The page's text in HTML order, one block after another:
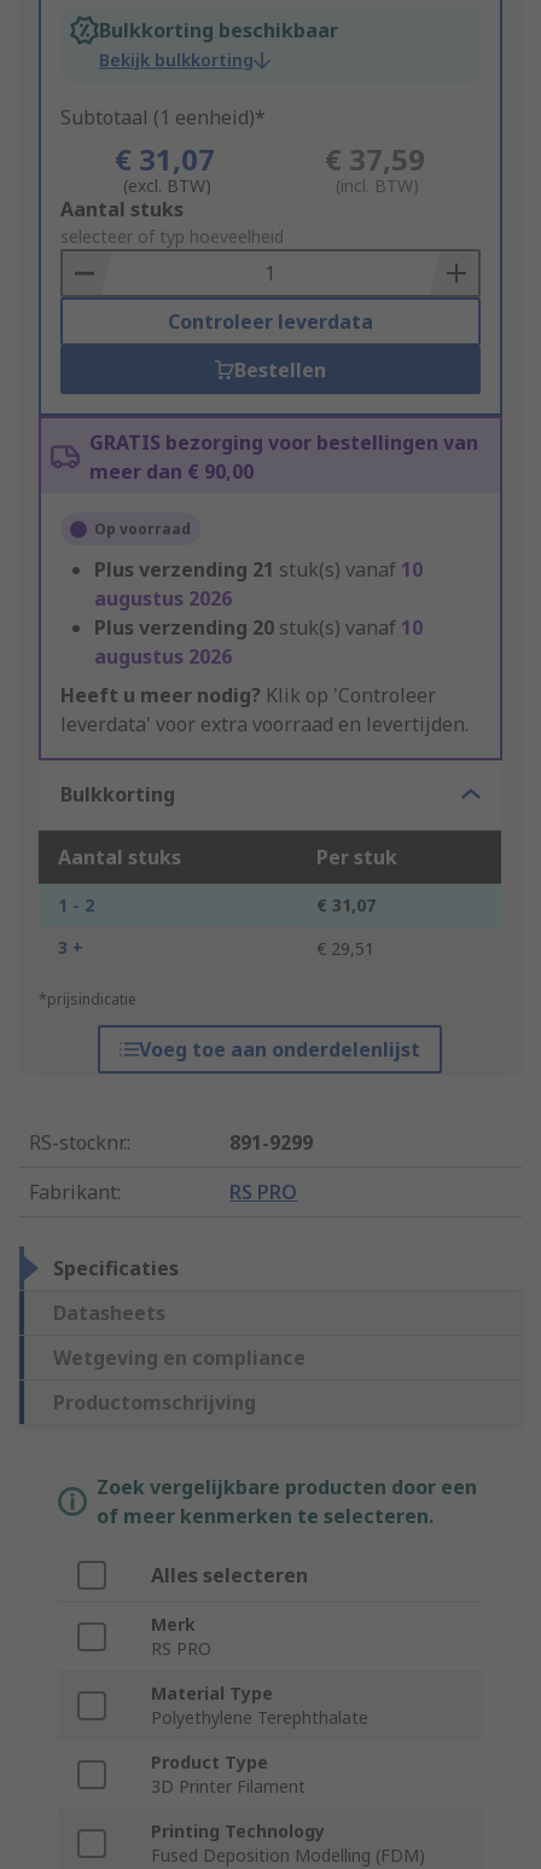
Bulkkorting beschikbaar
Bekijk bulkkorting
Subtotaal (1 eenheid)*
€ 31,07
(excl. BTW)
€ 37,59
(incl. BTW)
Add
to
Basket
Aantal stuks
selecteer of typ hoeveelheid
Controleer leverdata
Bestellen
GRATIS bezorging voor bestellingen van
meer dan € 90,00
Op voorraad
Plus verzending 21 stuk(s) vanaf 10
augustus 2026
Plus verzending 20 stuk(s) vanaf 10
augustus 2026
Heeft u meer nodig? Klik op 'Controleer
leverdata' voor extra voorraad en levertijden.
Bulkkorting
Aantal stuks Per stuk
1 - 2
€ 31,07
3 +
€ 29,51
*prijsindicatie
Voeg toe aan onderdelenlijst
RS-stocknr.:
891-9299
Fabrikant: RS PRO
Specificaties
Datasheets
Wetgeving en compliance
Productomschrijving
Zoek vergelijkbare producten door een
of meer kenmerken te selecteren.
Alles selecteren
Merk
RS PRO
Material Type
Polyethylene Terephthalate
Product Type
3D Printer Filament
Printing Technology
Fused Deposition Modelling (FDM)